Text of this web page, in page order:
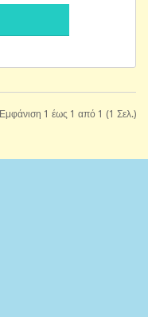
Εμφάνιση 1 έως 1 από 1 (1 Σελ.)